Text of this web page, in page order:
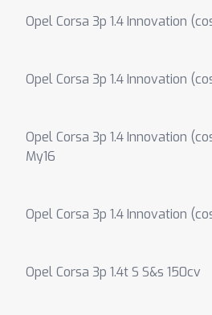
Opel Corsa 3p 1.4 Innovation
Opel Corsa 3p 1.4 Innovation
Opel Corsa 3p 1.4 Innovation
My16
Opel Corsa 3p 1.4 Innovation
Opel Corsa 3p 1.4t S S&s 150cv